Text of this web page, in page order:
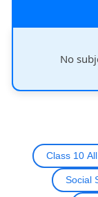
No
Class 10
Social